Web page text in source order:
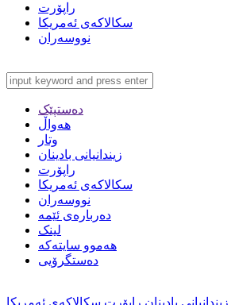
راپۆرت
سکالاکەی ئەمریکا
نووسەران
دەستپێک
هەواڵ
وتار
زیندانیانی بادینان
راپۆرت
سکالاکەی ئەمریکا
نووسەران
دەربارەی ئێمە
لینک
هەموو سایتەکە
دەستگرۆیی
زیندانیانی بادینان راپۆرت سکالاکەی ئەمریکا